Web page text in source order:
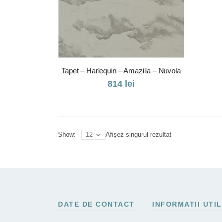
Tapet – Harlequin – Amazilia – Nuvola
814 lei
Show: Afișez singurul rezultat
DATE DE CONTACT INFORMATII